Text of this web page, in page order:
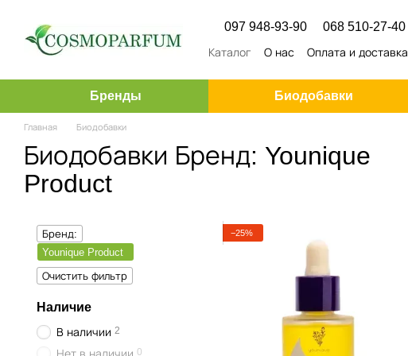
097 948-93-90 068 510-27-40
Каталог О нас Оплата и доставка
Бренды Биодобавки
Главная Биодобавки
Биодобавки Бренд: Younique
Product
−25%
Бренд:
Younique Product
Очистить фильтр
Наличие
В наличии 2
0